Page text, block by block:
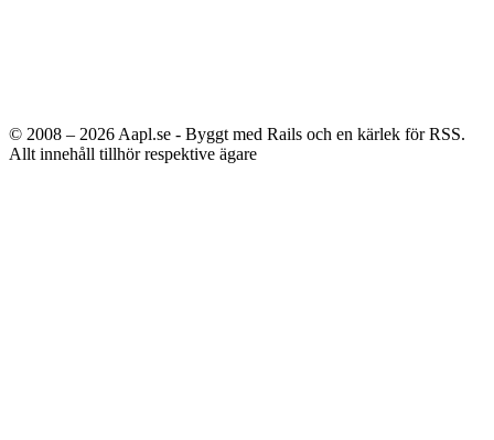
© 2008 – 2026 Aapl.se - Byggt med Rails och en kärlek för RSS.
Allt innehåll tillhör respektive ägare